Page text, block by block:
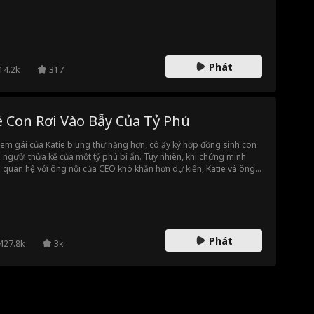
Gia đình
u Đẳng
ng
Vũ công Bác sĩ
mật Hồi hộp
14.2k 317 Phát
Con Rơi Vào Bẫy Của Tỷ Phú
gái của Katie bị ung thư nặng hơn, cô ấy ký hợp đồng sinh con
người thừa kế của một tỷ phú bí ẩn. Tuy nhiên, khi chứng minh
quan hệ với ông nội của CEO khó khăn hơn dự kiến, Katie và ông
427.8k 3k Phát